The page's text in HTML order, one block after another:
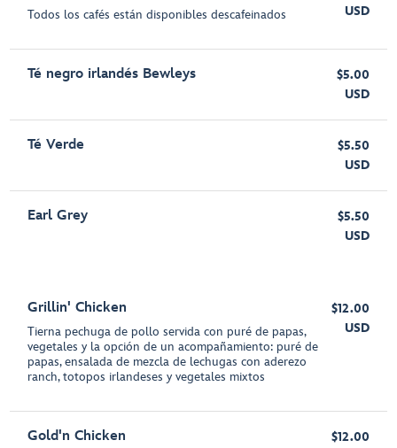
Todos los cafés están disponibles descafeinados
USD
Té negro irlandés Bewleys
$5.00
USD
Té Verde
$5.50
USD
Earl Grey
$5.50
USD
Grillin' Chicken
Tierna pechuga de pollo servida con puré de papas,
vegetales y la opción de un acompañamiento: puré de
papas, ensalada de mezcla de lechugas con aderezo
ranch, totopos irlandeses y vegetales mixtos
$12.00
USD
Gold'n Chicken
$12.00